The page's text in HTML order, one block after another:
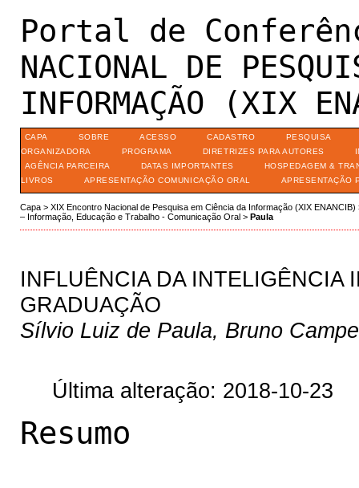
Portal de
NACIONAL DE
INFORMAÇÃO (XIX
CAPA SOBRE ACESSO CADASTRO
PESQUISA
ORGANIZADORA
PROGRAMA DIRETRIZES PARA AUTORES
AGÊNCIA PARCEIRA
DATAS IMPORTANTES
HOSPEDAGEM &
LIVROS
APRESENTAÇÃO COMUNICAÇÃO ORAL APRESENTAÇÃO
Capa> XIX Encontro Nacional de Pesquisa em Ciência da Informação (XIX ENANCIB)
– Informação, Educação e Trabalho - Comunicação Oral> Paula
INFLUÊNCIA DA INTELIGÊNCIA
GRADUAÇÃO
Sílvio Luiz de Paula, Bruno
Última alteração: 2018-10-23
Resumo